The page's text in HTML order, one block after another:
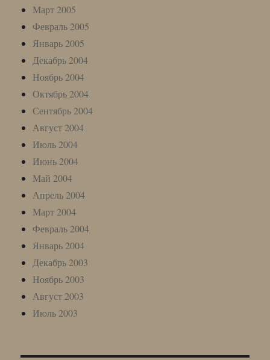
Март 2005
Февраль 2005
Январь 2005
Декабрь 2004
Ноябрь 2004
Октябрь 2004
Сентябрь 2004
Август 2004
Июль 2004
Июнь 2004
Май 2004
Апрель 2004
Март 2004
Февраль 2004
Январь 2004
Декабрь 2003
Ноябрь 2003
Август 2003
Июль 2003